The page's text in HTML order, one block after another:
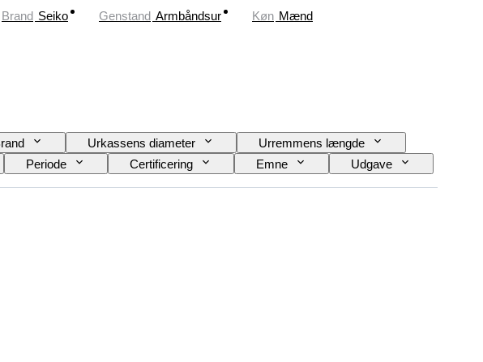
Brand Seiko Genstand Armbåndsur Køn Mænd
Urkassens diameter
Urremmens længde
Periode Certificering Emne
Udgave
Kraftreserve Slående
Original/ kopi